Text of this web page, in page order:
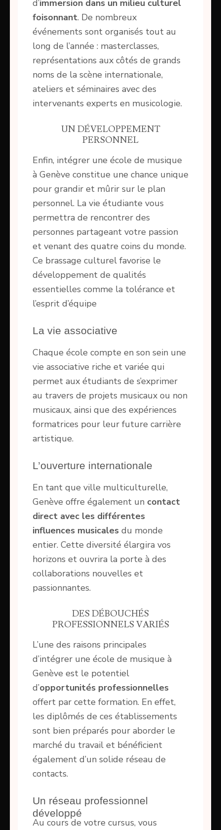
d’immersion dans un milieu culturel
foisonnant. De nombreux
événements sont organisés tout au
long de l’année : masterclasses,
représentations aux côtés de grands
noms de la scène internationale,
ateliers et séminaires avec des
intervenants experts en musicologie.
UN DÉVELOPPEMENT
PERSONNEL
Enfin, intégrer une école de musique
à Genève constitue une chance unique
pour grandir et mûrir sur le plan
personnel. La vie étudiante vous
permettra de rencontrer des
personnes partageant votre passion
et venant des quatre coins du monde.
Ce brassage culturel favorise le
développement de qualités
essentielles comme la tolérance et
l’esprit d’équipe
La vie associative
Chaque école compte en son sein une
vie associative riche et variée qui
permet aux étudiants de s’exprimer
au travers de projets musicaux ou non
musicaux, ainsi que des expériences
formatrices pour leur future carrière
artistique.
L’ouverture internationale
En tant que ville multiculturelle,
Genève offre également un contact
direct avec les différentes
influences musicales du monde
entier. Cette diversité élargira vos
horizons et ouvrira la porte à des
collaborations nouvelles et
passionnantes.
DES DÉBOUCHÉS
PROFESSIONNELS VARIÉS
L’une des raisons principales
d’intégrer une école de musique à
Genève est le potentiel
d’opportunités professionnelles
offert par cette formation. En effet,
les diplômés de ces établissements
sont bien préparés pour aborder le
marché du travail et bénéficient
également d’un solide réseau de
contacts.
Un réseau professionnel
développé
Au cours de votre cursus, vous